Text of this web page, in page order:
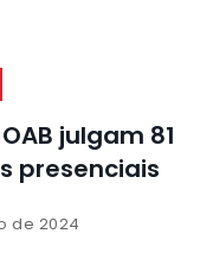
julgam 81
presenciais
de 2024